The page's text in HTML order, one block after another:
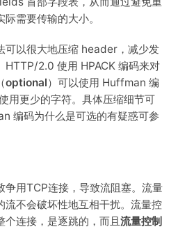
需要传输的大小。
可以很大地压缩 header，减少发
HTTP/2.0 使用 HPACK 编码来对
optional）可以使用 Huffman 编
用更少的字符。具体压缩细节可
编码为什么是可选的有疑惑可参
争用TCP连接，导致流阻塞。流量
流不会破坏性地互相干扰。流量控
个连接，是逐跳的，而且流量控制